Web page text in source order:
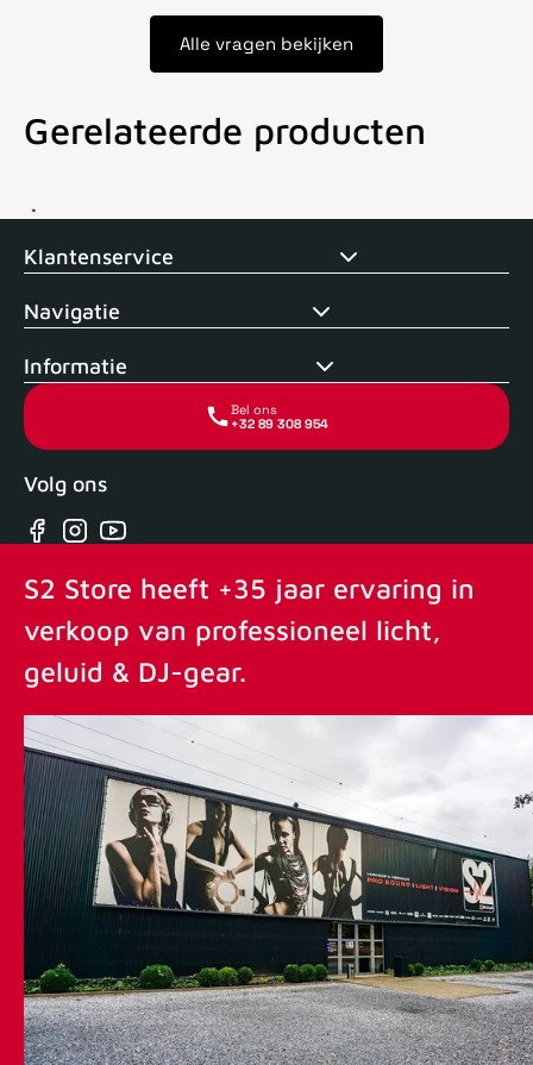
Alle vragen bekijken
Gerelateerde producten
Voor 15uur besteld, zelfde dag verstuurd Echte winkel +35
Klantenservice
Navigatie
Informatie
Bel ons
+32 89 308 954
Volg ons
Facebook
Instagram
YouTube
S2 Store heeft +35 jaar ervaring in
verkoop van professioneel licht,
geluid & DJ-gear.